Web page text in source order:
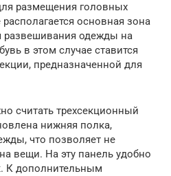
размещения головных
основная зона
развешивания одежды на
в этом случае ставится
предназначенной для
считать трехсекционный
нижняя полка,
что позволяет не
вещи. На эту панель удобно
К дополнительным